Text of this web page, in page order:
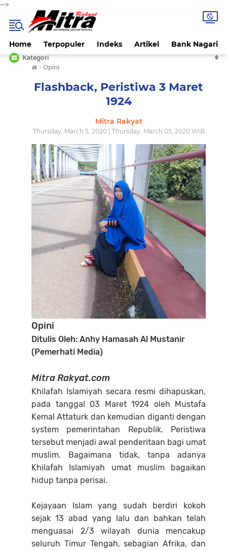
-->
Home Terpopuler Indeks Artikel Bank Nagari
Kategori
› Opini
Flashback, Peristiwa 3 Maret
1924
Mitra Rakyat
Thursday, March 5, 2020 | Thursday, March 05, 2020 WIB
Opini
Ditulis Oleh: Anhy Hamasah Al Mustanir
(Pemerhati Media)
Mitra Rakyat.com
Khilafah Islamiyah secara resmi dihapuskan,
pada tanggal 03 Maret 1924 oleh Mustafa
Kemal Attaturk dan kemudian diganti dengan
system pemerintahan Republik. Peristiwa
tersebut menjadi awal penderitaan bagi umat
muslim. Bagaimana tidak, tanpa adanya
Khilafah Islamiyah umat muslim bagaikan
hidup tanpa perisai.
Kejayaan Islam yang sudah berdiri kokoh
sejak 13 abad yang lalu dan bahkan telah
menguasai 2/3 wilayah dunia mencakup
seluruh Timur Tengah, sebagian Afrika, dan